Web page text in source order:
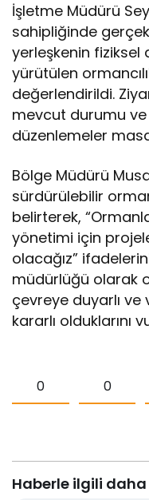
İşletme Müdürü
sahipliğinde
yerleşkenin fiziksel
yürütülen
değerlendirildi.
mevcut durumu
düzenlemeler
Bölge Müdürü
sürdürülebilir
belirterek,
yönetimi için
olacağız”
müdürlüğü olarak
çevreye duyarlı
kararlı olduklarını
0 0
Haberle ilgili daha